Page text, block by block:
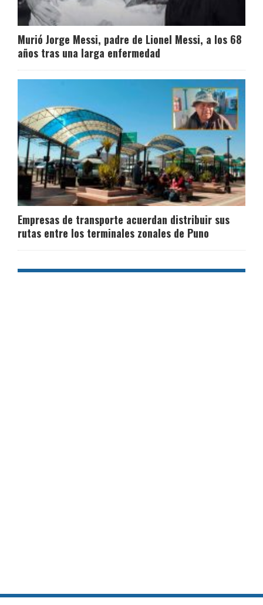
Murió Jorge Messi, padre de Lionel Messi, a los 68
años tras una larga enfermedad
Empresas de transporte acuerdan distribuir sus
rutas entre los terminales zonales de Puno